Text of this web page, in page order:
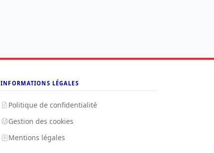
INFORMATIONS LÉGALES
Politique de confidentialité
Gestion des cookies
Mentions légales